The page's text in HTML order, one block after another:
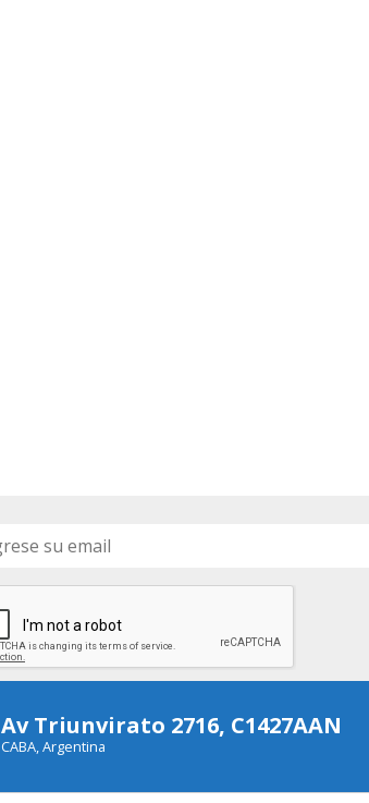
Av Triunvirato 2716, C1427AAN
CABA, Argentina